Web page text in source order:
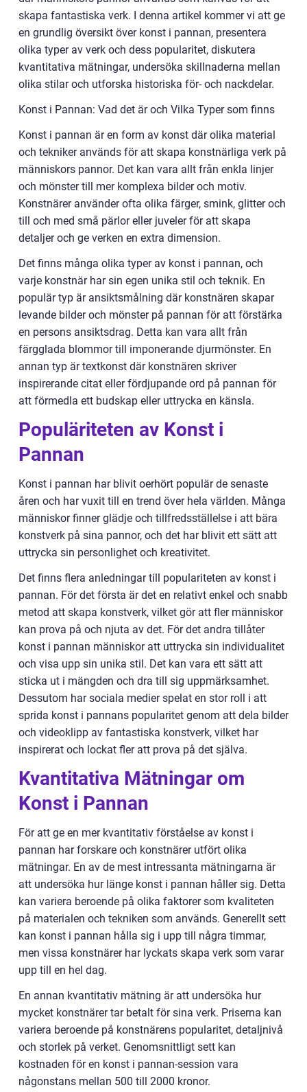
skapa fantastiska verk. I denna artikel kommer vi att ge
en grundlig översikt över konst i pannan, presentera
olika typer av verk och dess popularitet, diskutera
kvantitativa mätningar, undersöka skillnaderna mellan
olika stilar och utforska historiska för- och nackdelar.
Konst i Pannan: Vad det är och Vilka Typer som finns
Konst i pannan är en form av konst där olika material
och tekniker används för att skapa konstnärliga verk på
människors pannor. Det kan vara allt från enkla linjer
och mönster till mer komplexa bilder och motiv.
Konstnärer använder ofta olika färger, smink, glitter och
till och med små pärlor eller juveler för att skapa
detaljer och ge verken en extra dimension.
Det finns många olika typer av konst i pannan, och
varje konstnär har sin egen unika stil och teknik. En
populär typ är ansiktsmålning där konstnären skapar
levande bilder och mönster på pannan för att förstärka
en persons ansiktsdrag. Detta kan vara allt från
färgglada blommor till imponerande djurmönster. En
annan typ är textkonst där konstnären skriver
inspirerande citat eller fördjupande ord på pannan för
att förmedla ett budskap eller uttrycka en känsla.
Populäriteten av Konst i
Pannan
Konst i pannan har blivit oerhört populär de senaste
åren och har vuxit till en trend över hela världen. Många
människor finner glädje och tillfredsställelse i att bära
konstverk på sina pannor, och det har blivit ett sätt att
uttrycka sin personlighet och kreativitet.
Det finns flera anledningar till populariteten av konst i
pannan. För det första är det en relativt enkel och snabb
metod att skapa konstverk, vilket gör att fler människor
kan prova på och njuta av det. För det andra tillåter
konst i pannan människor att uttrycka sin individualitet
och visa upp sin unika stil. Det kan vara ett sätt att
sticka ut i mängden och dra till sig uppmärksamhet.
Dessutom har sociala medier spelat en stor roll i att
sprida konst i pannans popularitet genom att dela bilder
och videoklipp av fantastiska konstverk, vilket har
inspirerat och lockat fler att prova på det själva.
Kvantitativa Mätningar om
Konst i Pannan
För att ge en mer kvantitativ förståelse av konst i
pannan har forskare och konstnärer utfört olika
mätningar. En av de mest intressanta mätningarna är
att undersöka hur länge konst i pannan håller sig. Detta
kan variera beroende på olika faktorer som kvaliteten
på materialen och tekniken som används. Generellt sett
kan konst i pannan hålla sig i upp till några timmar,
men vissa konstnärer har lyckats skapa verk som varar
upp till en hel dag.
En annan kvantitativ mätning är att undersöka hur
mycket konstnärer tar betalt för sina verk. Priserna kan
variera beroende på konstnärens popularitet, detaljnivå
och storlek på verket. Genomsnittligt sett kan
kostnaden för en konst i pannan-session vara
någonstans mellan 500 till 2000 kronor.